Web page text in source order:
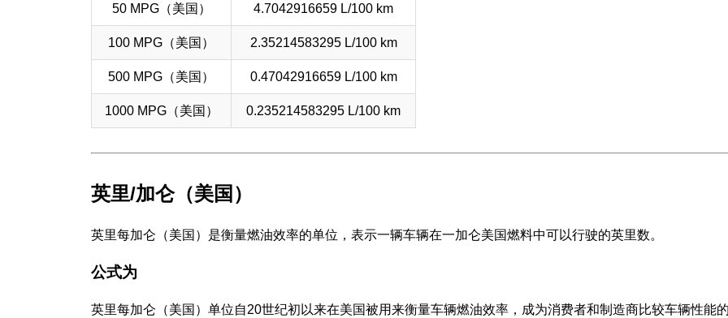
50 MPG（美国） 4.7042916659 L/100 km
100 MPG（美国） 2.35214583295 L/100 km
500 MPG（美国） 0.47042916659 L/100 km
1000 MPG（美国） 0.235214583295 L/100 km
英里/加仑（美国）
英里每加仑（美国）是衡量燃油效率的单位，表示一辆车辆在一加仑美国燃料中可以行驶的英里数。
公式为
英里每加仑（美国）单位自20世纪初以来在美国被用来衡量车辆燃油效率，成为消费者和制造商比较车辆性能